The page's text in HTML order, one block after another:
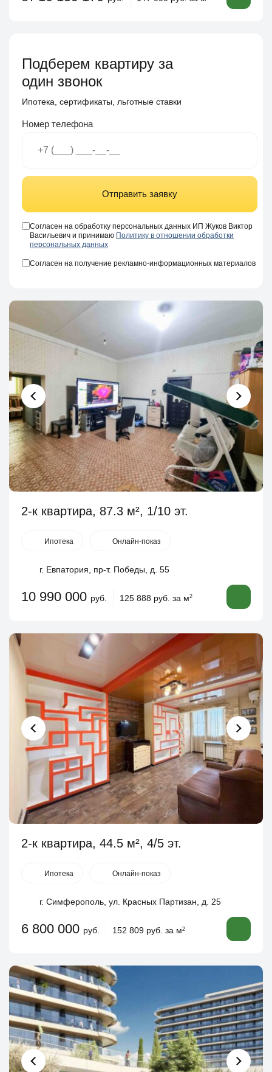
Подберем квартиру за
один звонок
Ипотека, сертификаты, льготные ставки
Номер телефона
Отправить заявку
Согласен на обработку персональных данных ИП Жуков Виктор
Васильевич и принимаю Политику в отношении обработки
персональных данных
Согласен на получение рекламно-информационных материалов
2-к квартира, 87.3 м², 1/10 эт.
Ипотека Онлайн-показ
г. Евпатория, пр-т. Победы, д. 55
10 990 000 руб. 125 888 руб. за м2
2-к квартира, 44.5 м², 4/5 эт.
Ипотека Онлайн-показ
г. Симферополь, ул. Красных Партизан, д. 25
6 800 000 руб. 152 809 руб. за м2